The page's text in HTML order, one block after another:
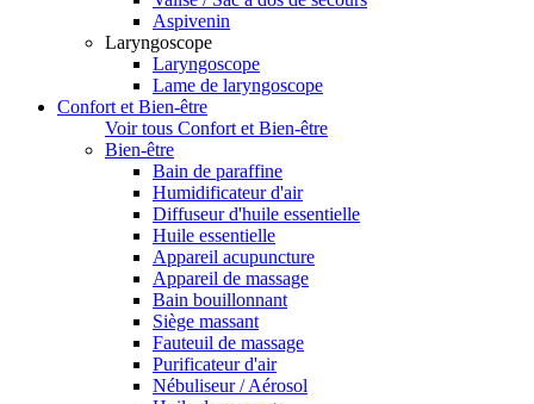
Aspivenin
Laryngoscope
Laryngoscope
Lame de laryngoscope
Confort et Bien-être
Voir tous Confort et Bien-être
Bien-être
Bain de paraffine
Humidificateur d'air
Diffuseur d'huile essentielle
Huile essentielle
Appareil acupuncture
Appareil de massage
Bain bouillonnant
Siège massant
Fauteuil de massage
Purificateur d'air
Nébuliseur / Aérosol